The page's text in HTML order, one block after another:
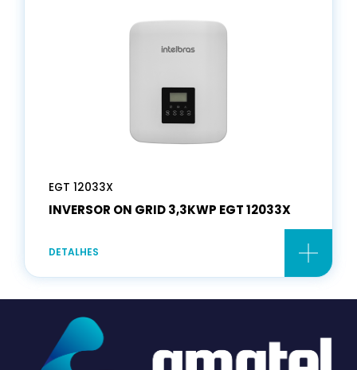
EGT 12033X
INVERSOR ON GRID 3,3KWP EGT 12033X
DETALHES